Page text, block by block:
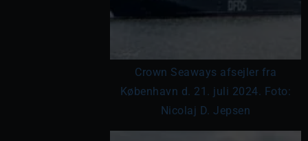
Crown Seaways afsejler fra
København d. 21. juli 2024. Foto:
Nicolaj D. Jepsen